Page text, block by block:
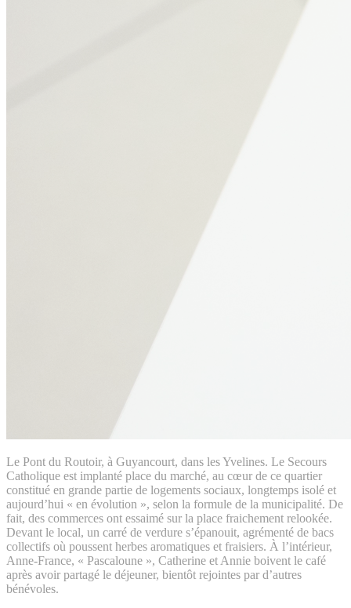
Le Pont du Routoir, à Guyancourt, dans les Yvelines. Le Secours
Catholique est implanté place du marché, au cœur de ce quartier
constitué en grande partie de logements sociaux, longtemps isolé et
aujourd’hui « en évolution », selon la formule de la municipalité. De
fait, des commerces ont essaimé sur la place fraichement relookée.
Devant le local, un carré de verdure s’épanouit, agrémenté de bacs
collectifs où poussent herbes aromatiques et fraisiers. À l’intérieur,
Anne-France, « Pascaloune », Catherine et Annie boivent le café
après avoir partagé le déjeuner, bientôt rejointes par d’autres
bénévoles.